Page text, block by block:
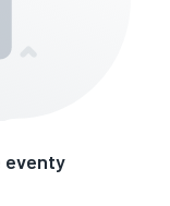
eventy